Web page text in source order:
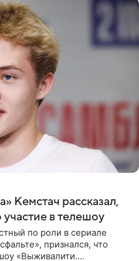
Кемстач рассказал,
участие в телешоу
по роли в сериале
признался, что
«Выживалити.